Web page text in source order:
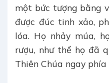
một bức tượng bằng
được đúc tinh xảo,
lóa. Họ nhảy múa,
rượu, như thể họ đã
Thiên Chúa ngay phía